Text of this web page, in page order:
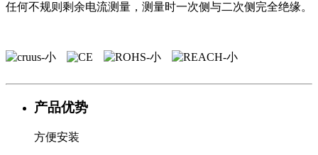
任何不规则剩余电流测量，测量时一次侧与二次侧完全绝缘。
产品优势
方便安装